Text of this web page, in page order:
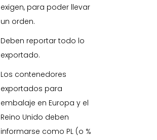
exigen, para poder llevar
un orden.
Deben reportar todo lo
exportado.
Los contenedores
exportados para
embalaje en Europa y el
Reino Unido deben
informarse como PL (o %